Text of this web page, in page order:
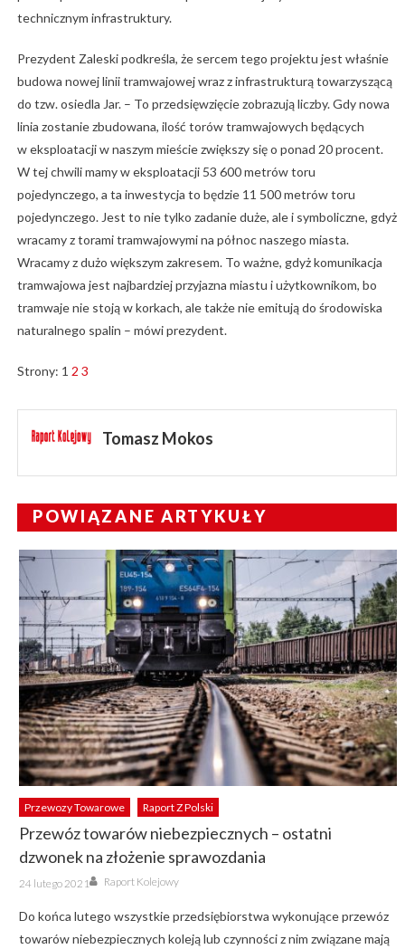
technicznym infrastruktury.
Prezydent Zaleski podkreśla, że sercem tego projektu jest właśnie
budowa nowej linii tramwajowej wraz z infrastrukturą towarzyszącą
do tzw. osiedla Jar. – To przedsięwzięcie zobrazują liczby. Gdy nowa
linia zostanie zbudowana, ilość torów tramwajowych będących
w eksploatacji w naszym mieście zwiększy się o ponad 20 procent.
W tej chwili mamy w eksploatacji 53 600 metrów toru
pojedynczego, a ta inwestycja to będzie 11 500 metrów toru
pojedynczego. Jest to nie tylko zadanie duże, ale i symboliczne, gdyż
wracamy z torami tramwajowymi na północ naszego miasta.
Wracamy z dużo większym zakresem. To ważne, gdyż komunikacja
tramwajowa jest najbardziej przyjazna miastu i użytkownikom, bo
tramwaje nie stoją w korkach, ale także nie emitują do środowiska
naturalnego spalin – mówi prezydent.
Strony: 1 2 3
Tomasz Mokos
POWIĄZANE ARTYKUŁY
Przewozy Towarowe Raport Z Polski
Przewóz towarów niebezpiecznych – ostatni
dzwonek na złożenie sprawozdania
Posted
on
24 lutego 2021 Author
Raport Kolejowy
Do końca lutego wszystkie przedsiębiorstwa wykonujące przewóz
towarów niebezpiecznych koleją lub czynności z nim związane mają